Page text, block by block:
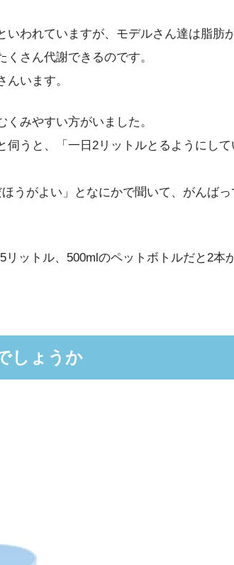
いわれていますが、モデルさん達は脂肪
さん代謝できるのです。
います。
みやすい方がいました。
伺うと、「一日2リットルとるようにし
ほうがよい」となにかで聞いて、がんば
ットル、500mlのペットボトルだと2本
しょうか